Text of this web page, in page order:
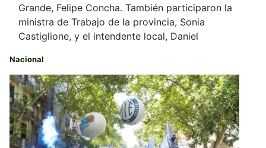
Grande, Felipe Concha. También participaron la
ministra de Trabajo de la provincia, Sonia
Castiglione, y el intendente local, Daniel
Nacional